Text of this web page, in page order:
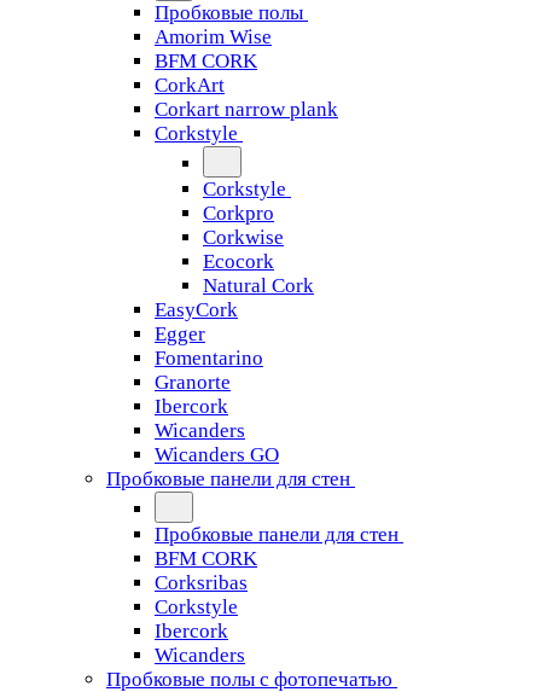
Пробковые полы
Amorim Wise
BFM CORK
CorkArt
Corkart narrow plank
Corkstyle
Corkstyle
Corkpro
Corkwise
Ecocork
Natural Cork
EasyCork
Egger
Fomentarino
Granorte
Ibercork
Wicanders
Wicanders GO
Пробковые панели для стен
Пробковые панели для стен
BFM CORK
Corksribas
Corkstyle
Ibercork
Wicanders
Пробковые полы с фотопечатью